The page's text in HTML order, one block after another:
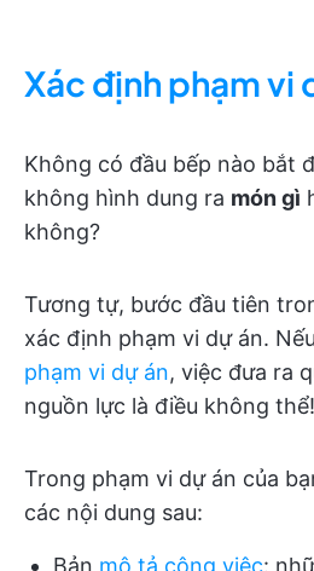
Xác định phạm vi
Không có đầu bếp nào bắt
không hình dung ra món gì
không?
Tương tự, bước đầu tiên
xác định phạm vi dự án.
phạm vi dự án, việc đưa ra
nguồn lực là điều không thể!
Trong phạm vi dự án của
các nội dung sau: